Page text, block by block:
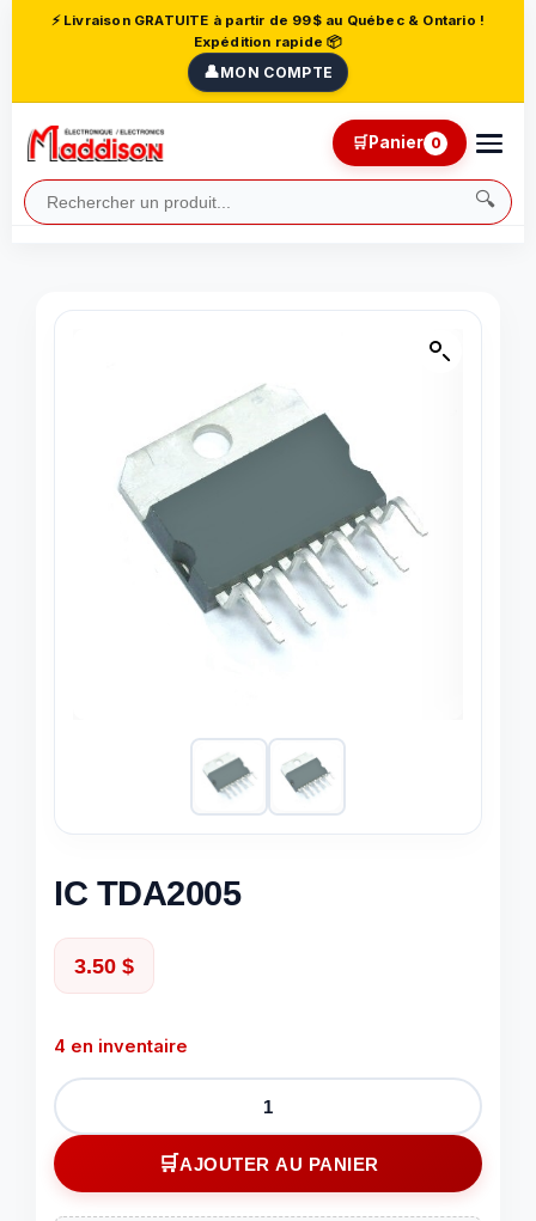
⚡ Livraison GRATUITE à partir de 99$ au Québec & Ontario !
Expédition rapide 📦
👤MON COMPTE
🔍
🛒Panier 0
IC TDA2005
3.50 $
4 en inventaire
quantité
de
IC
TDA2005
AJOUTER AU PANIER